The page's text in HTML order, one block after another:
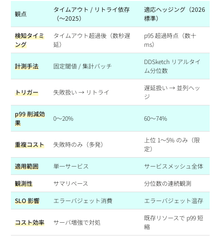
観点
タイムアウト / リトライ依存
（〜2025）
適応ヘッジング（2026
標準）
検知タイミ
ング
タイムアウト超過後（数秒遅
延）
p95 超過時点（数十
ms）
計測手法 固定閾値 / 集計バッチ
DDSketch リアルタイ
ム分位数
トリガー 失敗扱い → リトライ
遅延扱い → 並列ヘッ
ジ
p99 削減効
果
0〜20% 60〜74%
重複コスト 失敗時のみ（多発）
上位 1〜5% のみ（限
定）
適用範囲 単一サービス サービスメッシュ全体
観測性 サマリベース 分位数の連続観測
SLO 影響 エラーバジェット消費 エラーバジェット温存
コスト効率 サーバ増強で対処
既存リソースで p99 短
縮